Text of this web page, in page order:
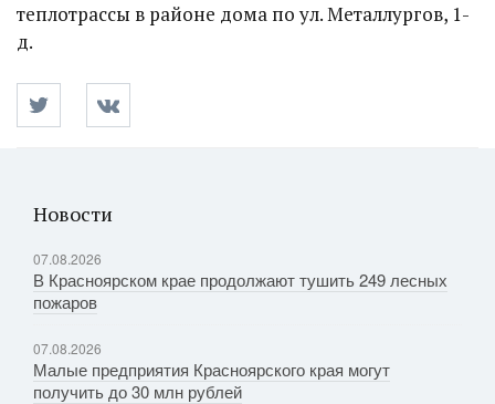
теплотрассы в районе дома по ул. Металлургов, 1-
д.
Новости
07.08.2026
В Красноярском крае продолжают тушить 249 лесных
пожаров
07.08.2026
Малые предприятия Красноярского края могут
получить до 30 млн рублей